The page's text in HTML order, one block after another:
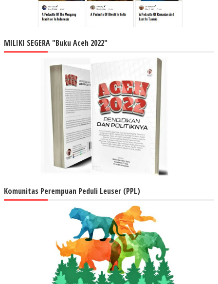
MILIKI SEGERA "Buku Aceh 2022"
Komunitas Perempuan Peduli Leuser (PPL)